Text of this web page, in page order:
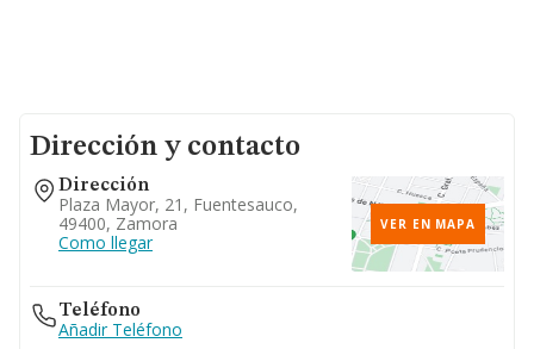
Dirección y contacto
Dirección
Plaza Mayor, 21, Fuentesauco,
49400, Zamora
Como llegar
VER EN MAPA
Teléfono
Añadir Teléfono